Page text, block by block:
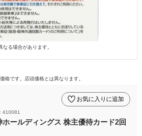
る場合があります。
格です。店頭価格とは異なります。
410081
ホールディングス 株主優待カード2回
お気に入りに追加